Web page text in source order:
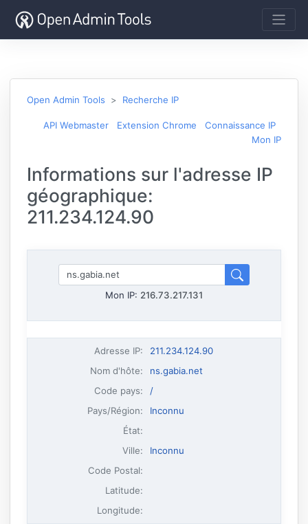
Open Admin Tools Recherche IP
API Webmaster Extension Chrome
Connaissance IP
Mon IP
Informations sur l'adresse IP
géographique:
211.234.124.90
Mon IP: 216.73.217.131
Adresse IP:
211.234.124.90
Nom d'hôte:
ns.gabia.net
Code pays:
/
Pays/Région:
Inconnu
État:
Ville:
Inconnu
Code Postal:
Latitude:
Longitude: